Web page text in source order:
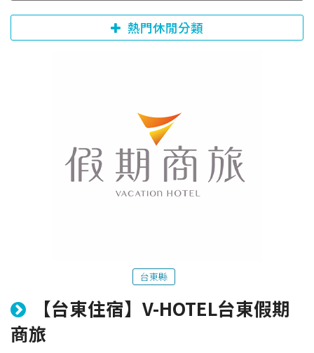
熱門休閒分類
台東縣
【台東住宿】V-HOTEL台東假期
商旅